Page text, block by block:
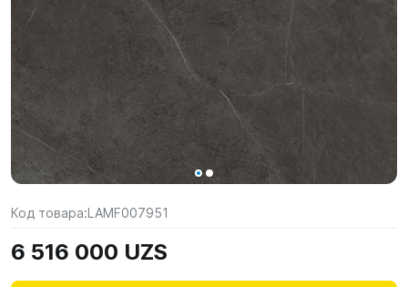
Код товара:LAMF007951
6 516 000 UZS